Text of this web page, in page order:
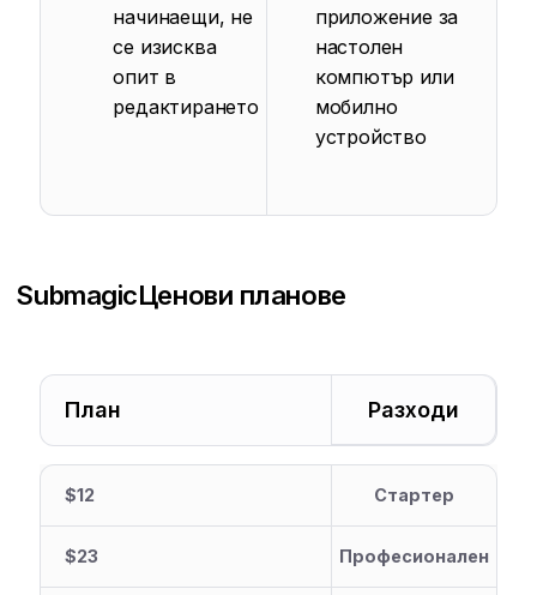
начинаещи, не
се изисква
опит в
редактирането
приложение за
настолен
компютър или
мобилно
устройство
SubmagicЦенови планове
План Разходи
$12 Стартер
$23 Професионален